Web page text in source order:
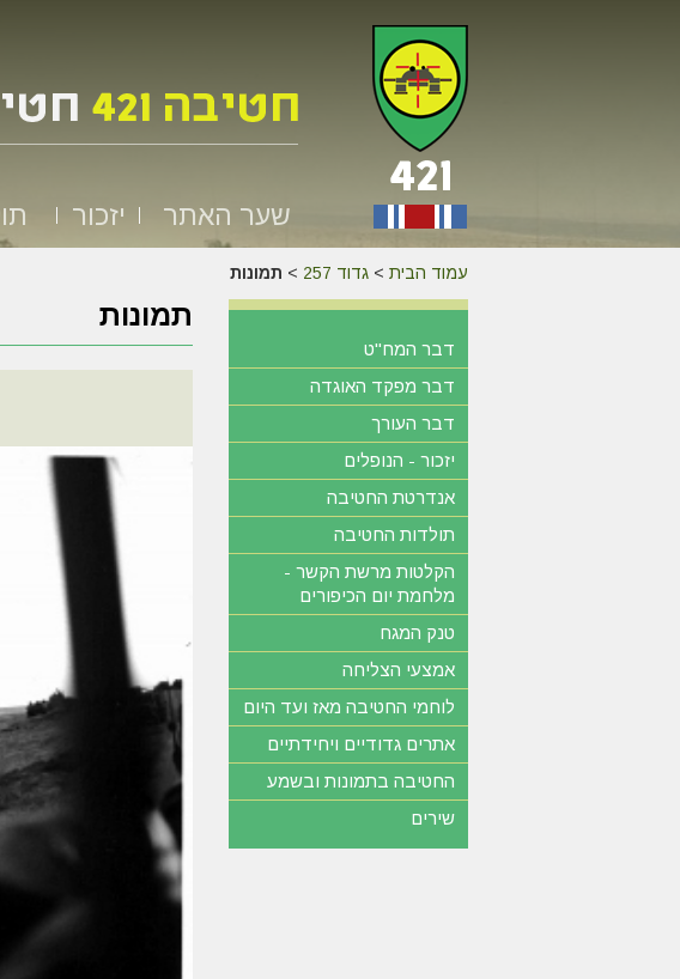
שער האתר יזכור
עמוד הבית >גדוד 257 > תמונות
תמונות
דבר המח"ט
דבר מפקד האוגדה
דבר העורך
יזכור - הנופלים
אנדרטת החטיבה
תולדות החטיבה
הקלטות מרשת הקשר -
מלחמת יום הכיפורים
טנק המגח
אמצעי הצליחה
לוחמי החטיבה מאז ועד היום
אתרים גדודיים ויחידתיים
החטיבה בתמונות ובשמע
שירים